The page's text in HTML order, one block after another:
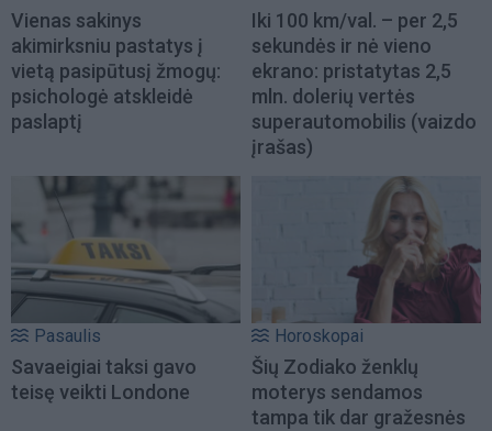
Vienas sakinys
akimirksniu pastatys į
vietą pasipūtusį žmogų:
psichologė atskleidė
paslaptį
Iki 100 km/val. – per 2,5
sekundės ir nė vieno
ekrano: pristatytas 2,5
mln. dolerių vertės
superautomobilis (vaizdo
įrašas)
Pasaulis
Savaeigiai taksi gavo
teisę veikti Londone
Horoskopai
Šių Zodiako ženklų
moterys sendamos
tampa tik dar gražesnės